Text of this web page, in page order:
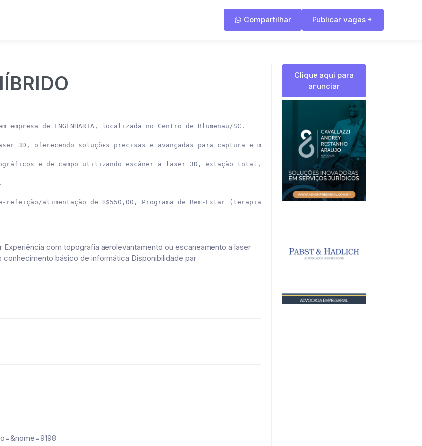
Compartilhar Publicar vagas
empresa de ENGENHARIA, localizada no Centro de Blumenau/SC.
laser 3D, oferecendo soluções precisas e avançadas para captura e modelagem de dados. Atua com
fotográficos e de campo utilizando escâner a laser 3D, estação total, receptor GNSS e drone; processar dados
vale-refeição/alimentação de R$550,00, Programa de Bem-Estar (terapia, nutricionista e outros); day off
Experiência com topografia aerolevantamento ou escaneamento a laser
básico de informática Disponibilidade par
Clique aqui para
anunciar